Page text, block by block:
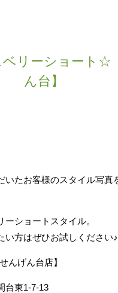
リーショート☆
ん台】
いたお客様のスタイル写真
ーショートスタイル。
い方はぜひお試しください♪
んげん台店】
台東1-7-13